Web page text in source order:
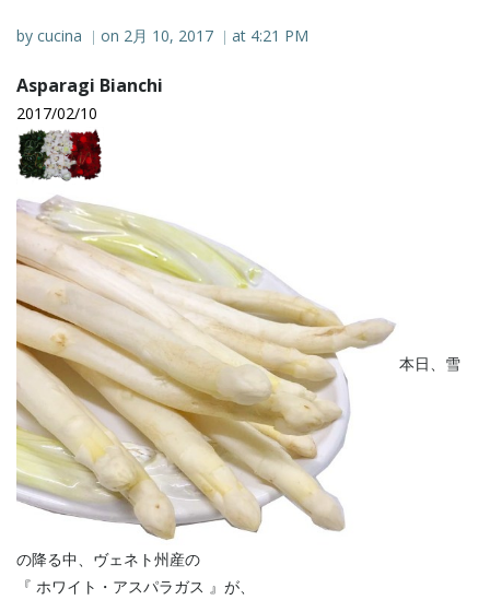
by cucina | on 2月 10, 2017 | at 4:21 PM
Asparagi Bianchi
2017/02/10
本日、雪
の降る中、ヴェネト州産の
『 ホワイト・アスパラガス 』が、